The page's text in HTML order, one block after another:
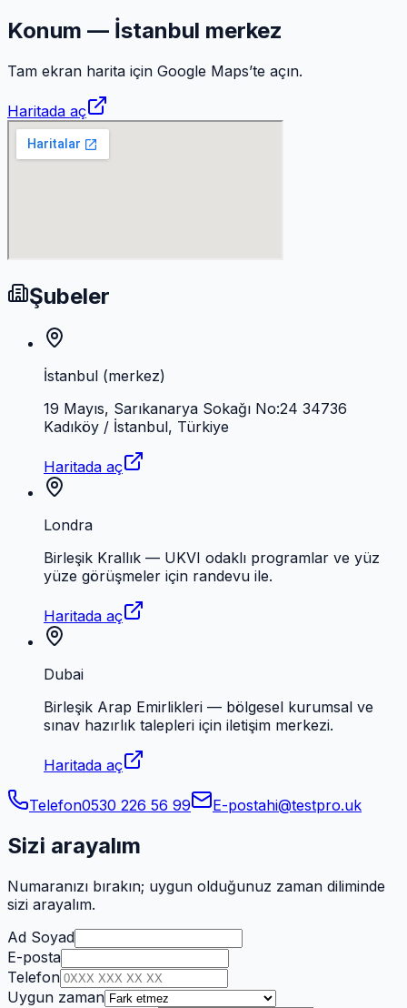
Konum — İstanbul merkez
Tam ekran harita için Google Maps’te açın.
Haritada aç
Şubeler
İstanbul (merkez)
19 Mayıs, Sarıkanarya Sokağı No:24 34736
Kadıköy / İstanbul, Türkiye
Haritada aç
Londra
Birleşik Krallık — UKVI odaklı programlar ve yüz
yüze görüşmeler için randevu ile.
Haritada aç
Dubai
Birleşik Arap Emirlikleri — bölgesel kurumsal ve
sınav hazırlık talepleri için iletişim merkezi.
Haritada aç
Telefon0530 226 56 99 E-postahi@testpro.uk
Sizi arayalım
Numaranızı bırakın; uygun olduğunuz zaman diliminde
sizi arayalım.
Ad Soyad
E-posta
Telefon
Uygun zaman